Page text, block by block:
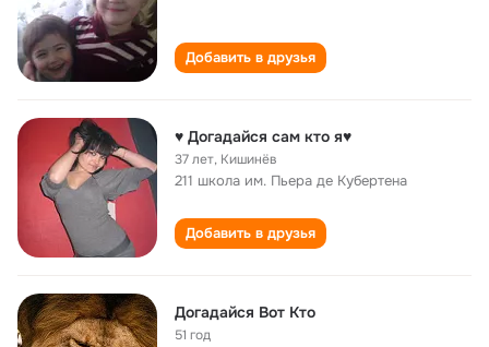
Добавить в друзья
♥ Догадайся сам кто я♥
37 лет, Кишинёв
211 школа им. Пьера де Кубертена
Добавить в друзья
Догадайся Вот Кто
51 год